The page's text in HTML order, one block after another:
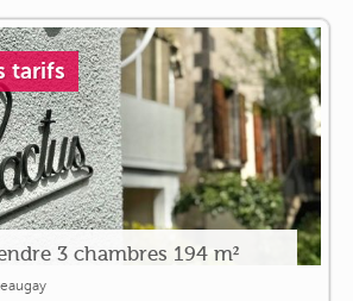
tarifs
3 chambres 194 m²